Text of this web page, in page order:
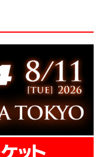
にとってメンバー
ありません。今は
にだけ集中してい
勝っていきたいと
スキー選手につい
っていますか？ バ
。身体能力が高く